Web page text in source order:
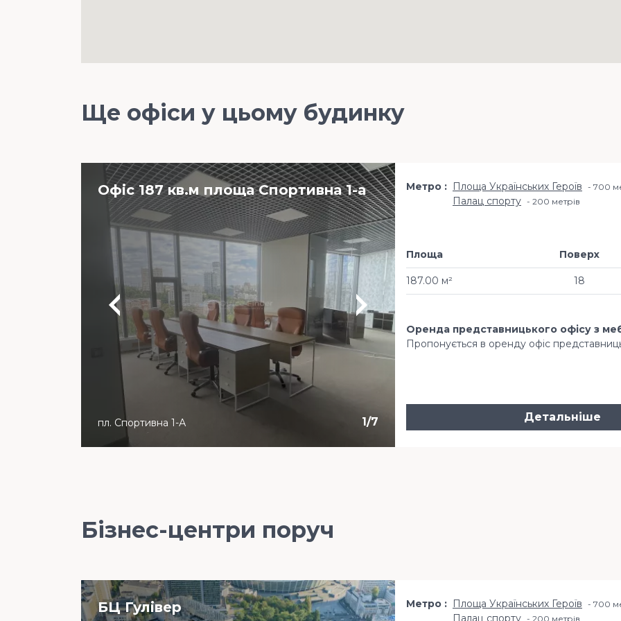
Ще офіси у цьому будинку
Офіс 187 кв.м площа Спортивна 1-а
1/7
пл. Спортивна 1-А
Метро Площа Українських Героїв 700
Палац спорту 200 метрiв
Площа
187.00 м²
Поверх
18
Оренда представницького офісу з
Пропонується в оренду офіс
Детальніше
Бізнес-центри поруч
БЦ Гулiвер Метро Площа Українських Героїв 700
Палац спорту 200 метрiв